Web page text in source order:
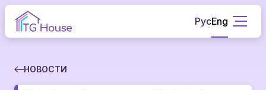
РусEng
НОВОСТИ